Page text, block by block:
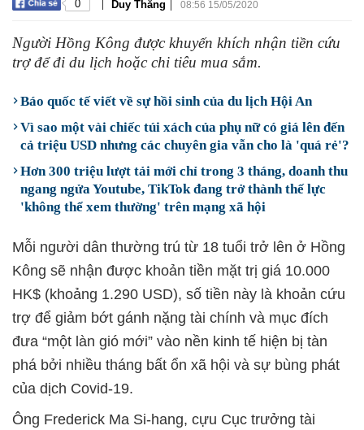
0 Duy Thắng | 08:56 15/05/2020
Người Hồng Kông được khuyến khích nhận tiền cứu
trợ để đi du lịch hoặc chi tiêu mua sắm.
Báo quốc tế viết về sự hồi sinh của du lịch Hội An
Vì sao một vài chiếc túi xách của phụ nữ có giá lên đến
cả triệu USD nhưng các chuyên gia vẫn cho là 'quá rẻ'?
Hơn 300 triệu lượt tải mới chỉ trong 3 tháng, doanh thu
ngang ngửa Youtube, TikTok đang trở thành thế lực
'không thể xem thường' trên mạng xã hội
Mỗi người dân thường trú từ 18 tuổi trở lên ở Hồng
Kông sẽ nhận được khoản tiền mặt trị giá 10.000
HK$ (khoảng 1.290 USD), số tiền này là khoản cứu
trợ để giảm bớt gánh nặng tài chính và mục đích
đưa “một làn gió mới” vào nền kinh tế hiện bị tàn
phá bởi nhiều tháng bất ổn xã hội và sự bùng phát
của dịch Covid-19.
Ông Frederick Ma Si-hang, cựu Cục trưởng tài